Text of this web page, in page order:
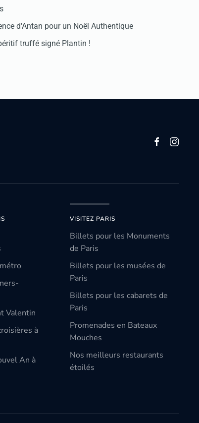
d'Antan pour un Noël Authentique
truffé signé Plantin !
Valentin
à
An à
VISITEZ PARIS
Billets pour les Monuments
de Paris
Billets pour les musées de
Paris
Billets pour les cabarets de
Paris
Promenades en Bateaux
Mouches
Nos meilleurs restaurants
étoilés